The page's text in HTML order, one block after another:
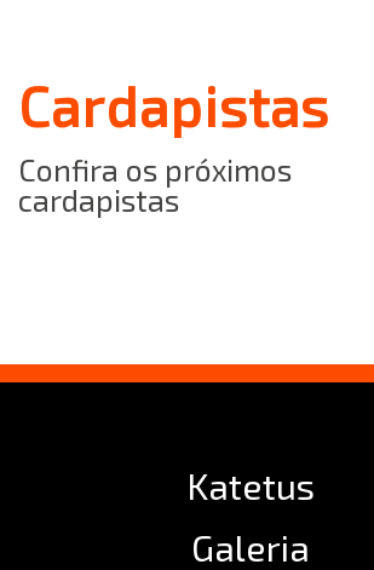
Cardapistas
Confira os próximos
cardapistas
Katetus
Galeria